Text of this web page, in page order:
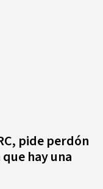
pide perdón
hay una